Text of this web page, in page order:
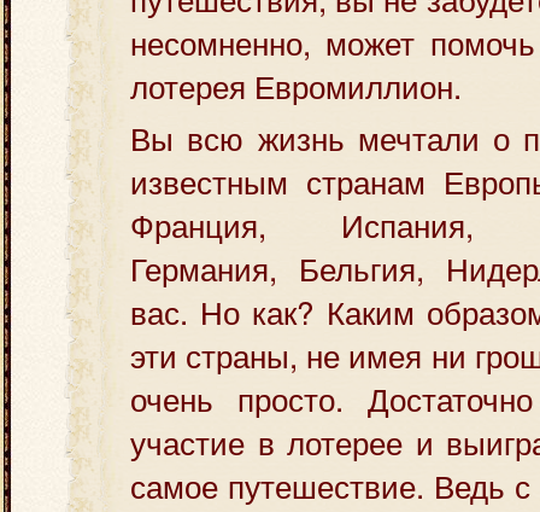
несомненно, может
лотерея Евромиллион.
Вы всю жизнь мечтали о
известным странам
Франция, Испания,
Германия, Бельгия,
вас. Но как? Каким
эти страны, не имея ни
очень просто.
участие в лотерее и
самое путешествие. Ведь